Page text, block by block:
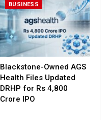
BUSINESS
Blackstone-Owned AGS
Health Files Updated
DRHP for Rs 4,800
Crore IPO